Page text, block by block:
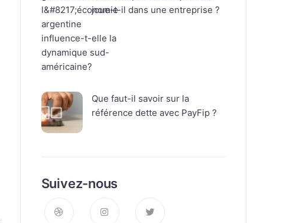
joue-t-il dans une entreprise ?
Que faut-il savoir sur la
référence dette avec PayFip ?
Suivez-nous